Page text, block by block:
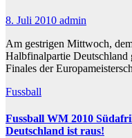
8. Juli 2010 admin
Am gestrigen Mittwoch,
Halbfinalpartie Deutschland
Finales der
Fussball
Fussball WM 2010
Deutschland ist raus!